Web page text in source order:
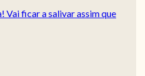
Vai ficar a salivar assim que